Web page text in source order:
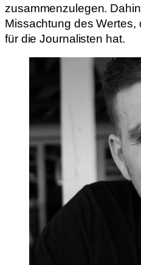
zusammenzulegen.
Missachtung des Wertes,
für die Journalisten hat.